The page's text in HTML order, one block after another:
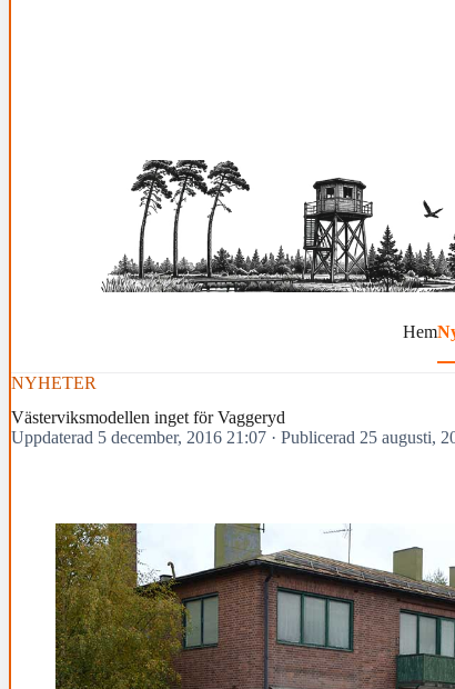
Hem
NYHETER
Västerviksmodellen inget för Vaggeryd
Uppdaterad 5 december, 2016 21:07 · Publicerad 25 augusti,